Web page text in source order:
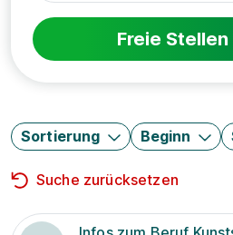
Freie
Sortierung Beginn
Suche zurücksetzen